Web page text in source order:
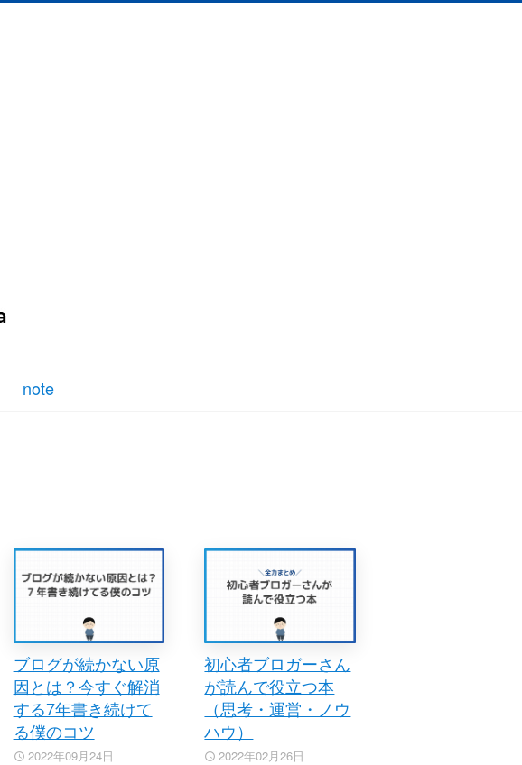
note
ブログが続かない原
因とは？今すぐ解消
する7年書き続けて
る僕のコツ
2022年09月24日
初心者ブロガーさん
が読んで役立つ本
（思考・運営・ノウ
ハウ）
2022年02月26日